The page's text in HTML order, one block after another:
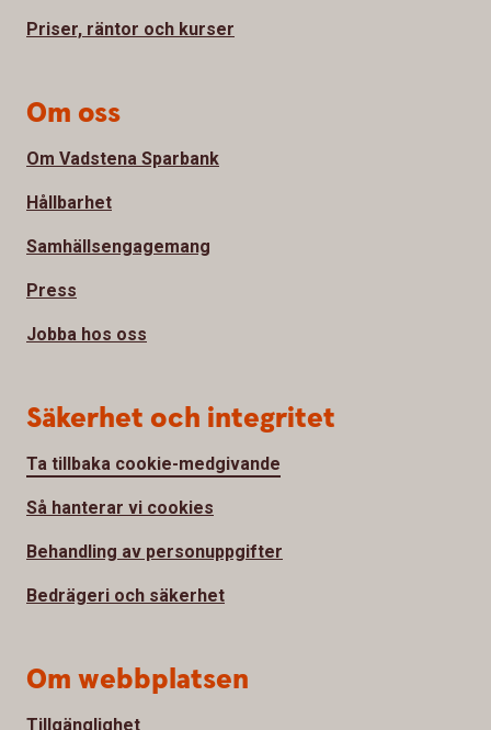
Priser, räntor och kurser
Om oss
Om Vadstena Sparbank
Hållbarhet
Samhällsengagemang
Press
Jobba hos oss
Säkerhet och integritet
Ta tillbaka cookie-medgivande
Så hanterar vi cookies
Behandling av personuppgifter
Bedrägeri och säkerhet
Om webbplatsen
Tillgänglighet